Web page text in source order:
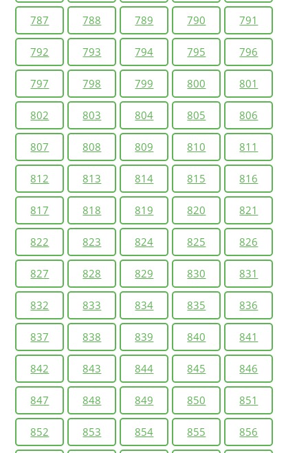
787 788 789 790 791
792 793 794 795 796
797 798 799 800 801
802 803 804 805 806
807 808 809 810 811
812 813 814 815 816
817 818 819 820 821
822 823 824 825 826
827 828 829 830 831
832 833 834 835 836
837 838 839 840 841
842 843 844 845 846
847 848 849 850 851
852 853 854 855 856